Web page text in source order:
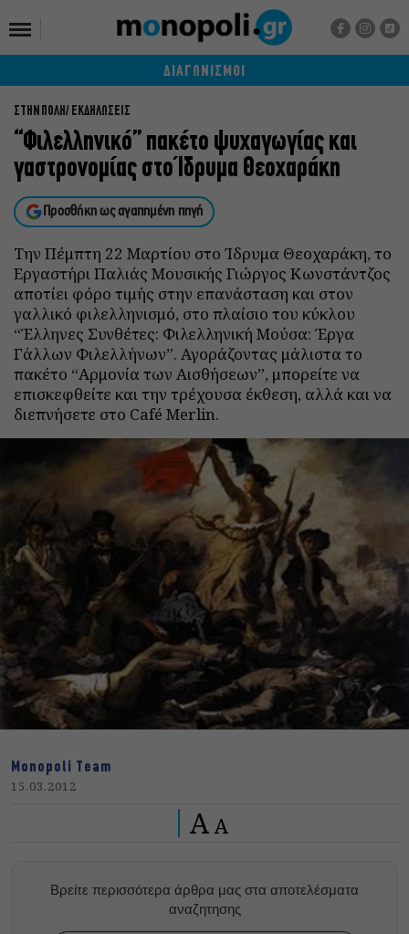
ΔΙΑΓΩΝΙΣΜΟΙ
ΣΤΗΝ ΠΟΛΗ ΕΚΔΗΛΩΣΕΙΣ
“Φιλελληνικό” πακέτο ψυχαγωγίας και
γαστρονομίας στο Ίδρυμα Θεοχαράκη
Προσθήκη ως αγαπημένη πηγή
Την Πέμπτη 22 Μαρτίου στο Ίδρυμα Θεοχαράκη, το
Εργαστήρι Παλιάς Μουσικής Γιώργος Κωνστάντζος
αποτίει φόρο τιμής στην επανάσταση και στον
γαλλικό φιλελληνισμό, στο πλαίσιο του κύκλου
“Έλληνες Συνθέτες: Φιλελληνική Μούσα: Έργα
Γάλλων Φιλελλήνων”. Αγοράζοντας μάλιστα το
πακέτο “Αρμονία των Αισθήσεων”, μπορείτε να
επισκεφθείτε και την τρέχουσα έκθεση, αλλά και να
διεπνήσετε στο Café Merlin.
Monopoli Team
15.03.2012
A A
Βρείτε περισσότερα άρθρα μας στα αποτελέσματα
αναζητησης